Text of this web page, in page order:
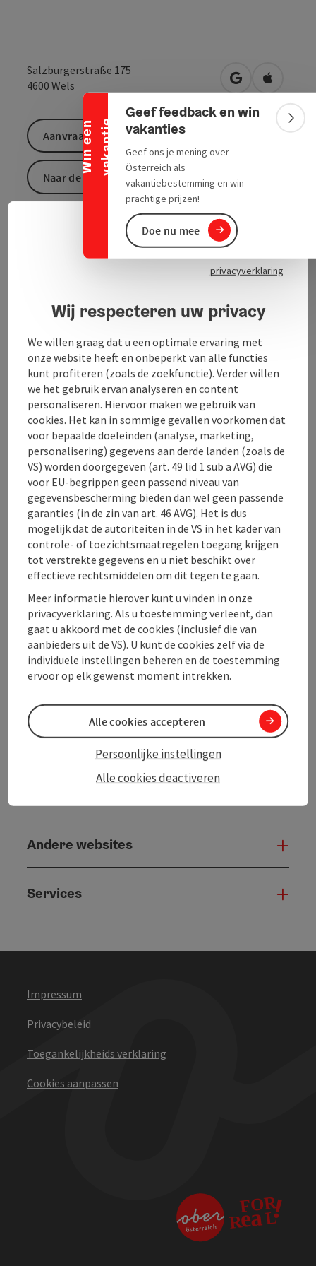
W
i
n
e
e
n
v
a
k
a
n
t
ie
Banner inklappen
Geef feedback en win
vakanties
Geef ons je mening over
Österreich als
vakantiebestemming en win
prachtige prijzen!
Doe nu mee
Salzburgerstraße 175
4600 Wels Openen inOpenen
Openingstijden
Ligging
Prijs
Geschiktheid
Toegankelijkheid
Aanvraag versturen
Naar de website
PDF aanmaken
Bijdrage printen
In de buurt
powered byTOURDATA
Andere websites
Services
Impressum
Privacybeleid
Toegankelijkheids verklaring
Cookies aanpassen
privacyverklaring
Wij respecteren uw privacy
We willen graag dat u een optimale ervaring met
onze website heeft en onbeperkt van alle functies
kunt profiteren (zoals de zoekfunctie). Verder willen
we het gebruik ervan analyseren en content
personaliseren. Hiervoor maken we gebruik van
cookies. Het kan in sommige gevallen voorkomen dat
voor bepaalde doeleinden (analyse, marketing,
personalisering) gegevens aan derde landen (zoals de
VS) worden doorgegeven (art. 49 lid 1 sub a AVG) die
voor EU-begrippen geen passend niveau van
gegevensbescherming bieden dan wel geen passende
garanties (in de zin van art. 46 AVG). Het is dus
mogelijk dat de autoriteiten in de VS in het kader van
controle- of toezichtsmaatregelen toegang krijgen
tot verstrekte gegevens en u niet beschikt over
effectieve rechtsmiddelen om dit tegen te gaan.
Meer informatie hierover kunt u vinden in onze
privacyverklaring. Als u toestemming verleent, dan
gaat u akkoord met de cookies (inclusief die van
aanbieders uit de VS). U kunt de cookies zelf via de
individuele instellingen beheren en de toestemming
ervoor op elk gewenst moment intrekken.
Alle cookies deactiveren
Persoonlijke instellingen
Alle cookies accepteren